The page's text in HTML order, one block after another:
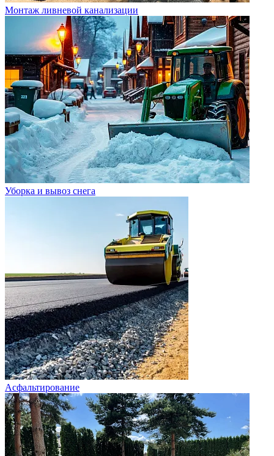
Монтаж ливневой канализации
Уборка и вывоз снега
Асфальтирование